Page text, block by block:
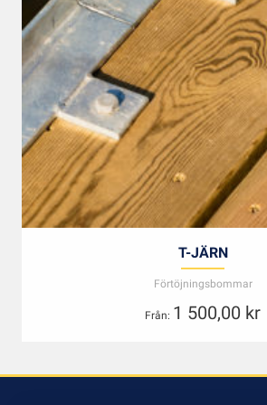
T-JÄRN
Förtöjningsbommar
Från: 1 500,00 kr